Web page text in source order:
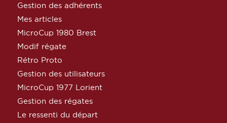
Gestion des adhérents
Mes articles
MicroCup 1980 Brest
Modif régate
Rétro Proto
Gestion des utilisateurs
MicroCup 1977 Lorient
Gestion des régates
Le ressenti du départ